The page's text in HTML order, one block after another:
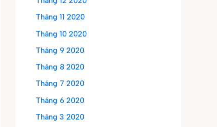
Tháng 11 2020
Tháng 10 2020
Tháng 9 2020
Tháng 8 2020
Tháng 7 2020
Tháng 6 2020
Tháng 3 2020